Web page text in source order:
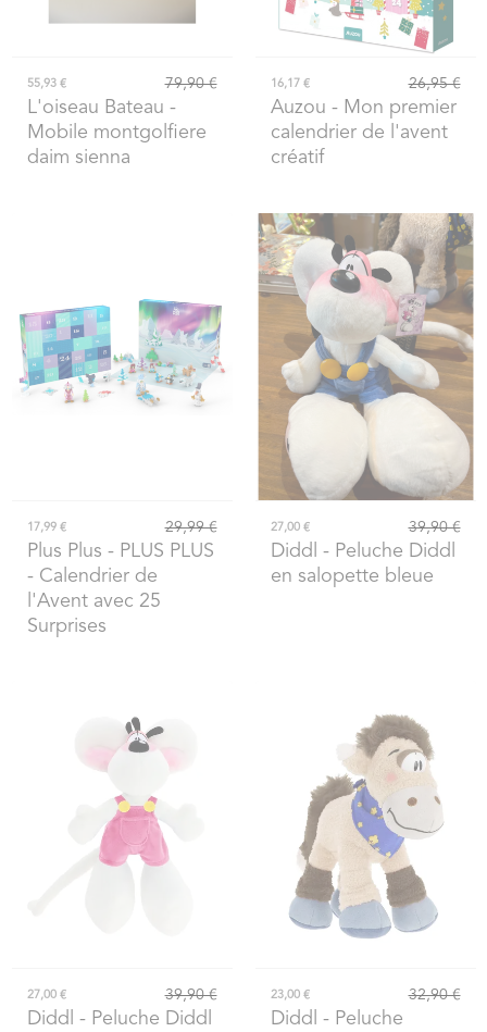
55,93 € 79,90 €
L'oiseau Bateau -
Mobile montgolfiere
daim sienna
16,17 € 26,95 €
Auzou - Mon premier
calendrier de l'avent
créatif
17,99 € 29,99 €
Plus Plus - PLUS PLUS
- Calendrier de
l'Avent avec 25
Surprises
27,00 € 39,90 €
Diddl
- Peluche Diddl
en salopette bleue
27,00 € 39,90 €
Diddl
- Peluche Diddl
23,00 € 32,90 €
Diddl
- Peluche